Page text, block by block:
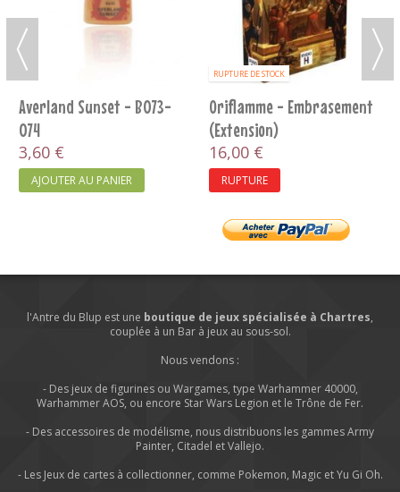
Averland Sunset - B073-
074
3,60 €
AJOUTER AU PANIER
RUPTURE DE STOCK
Oriflamme - Embrasement
(Extension)
16,00 €
RUPTURE
l'Antre du Blup est une boutique de jeux spécialisée à Chartres,
couplée à un Bar à jeux au sous-sol.
Nous vendons :
- Des jeux de figurines ou Wargames, type Warhammer 40000,
Warhammer AOS, ou encore Star Wars Legion et le Trône de Fer.
- Des accessoires de modélisme, nous distribuons les gammes Army
Painter, Citadel et Vallejo.
- Les Jeux de cartes à collectionner, comme Pokemon, Magic et Yu Gi Oh.